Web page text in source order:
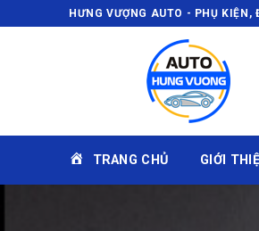
HƯNG VƯỢNG AUTO - PHỤ KIỆN,
TRANG CHỦ GIỚI